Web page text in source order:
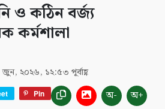
ও কঠিন বর্জ্য
কর্মশালা
২০২৬, ১২:৫৩ পূর্বাহ্ণ
Pin অ- অ+